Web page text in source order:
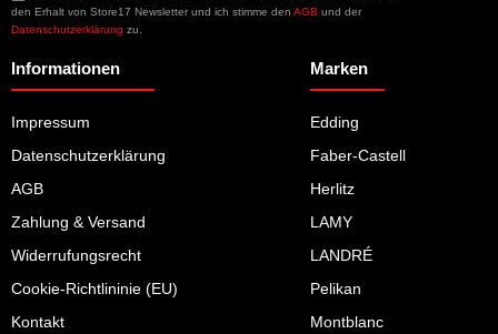
den Erhalt von Store17 Newsletter und ich stimme den AGB und der
Datenschutzerklärung zu.
Informationen
Impressum
Datenschutzerklärung
AGB
Zahlung & Versand
Widerrufungsrecht
Cookie-Richtlininie (EU)
Kontakt
Marken
Edding
Faber-Castell
Herlitz
LAMY
LANDRÉ
Pelikan
Montblanc